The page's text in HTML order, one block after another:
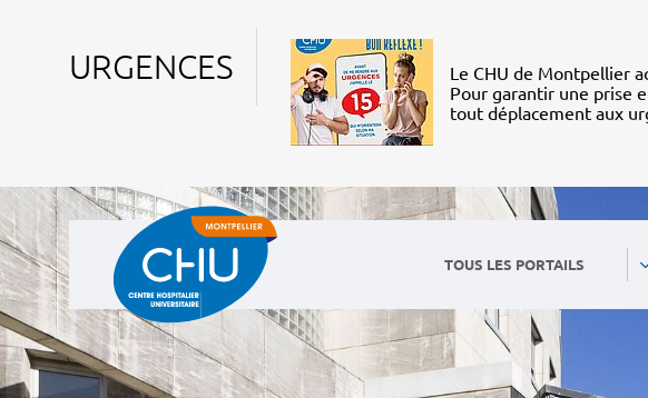
URGENCES
Le CHU de Montpellier
Pour garantir une prise
tout déplacement aux
TOUS LES PORTAILS